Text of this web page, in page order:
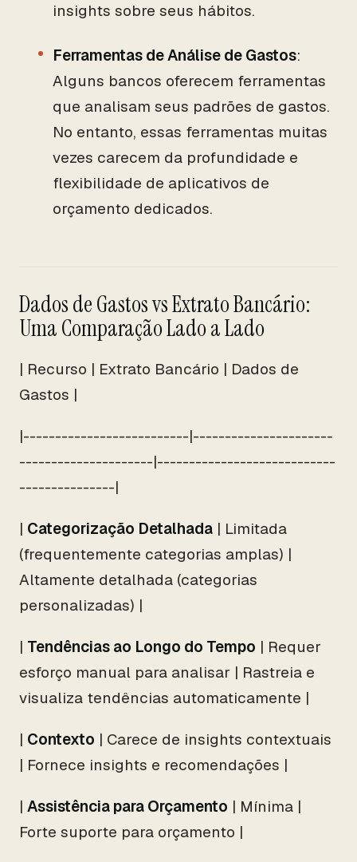
insights sobre seus hábitos.
Ferramentas de Análise de Gastos:
Alguns bancos oferecem ferramentas
que analisam seus padrões de gastos.
No entanto, essas ferramentas muitas
vezes carecem da profundidade e
flexibilidade de aplicativos de
orçamento dedicados.
Dados de Gastos vs Extrato Bancário:
Uma Comparação Lado a Lado
| Recurso | Extrato Bancário | Dados de
Gastos |
|--------------------------|----------------------
---------------------|----------------------------
---------------|
| Categorização Detalhada | Limitada
(frequentemente categorias amplas) |
Altamente detalhada (categorias
personalizadas) |
| Tendências ao Longo do Tempo | Requer
esforço manual para analisar | Rastreia e
visualiza tendências automaticamente |
| Contexto | Carece de insights contextuais
| Fornece insights e recomendações |
| Assistência para Orçamento | Mínima |
Forte suporte para orçamento |